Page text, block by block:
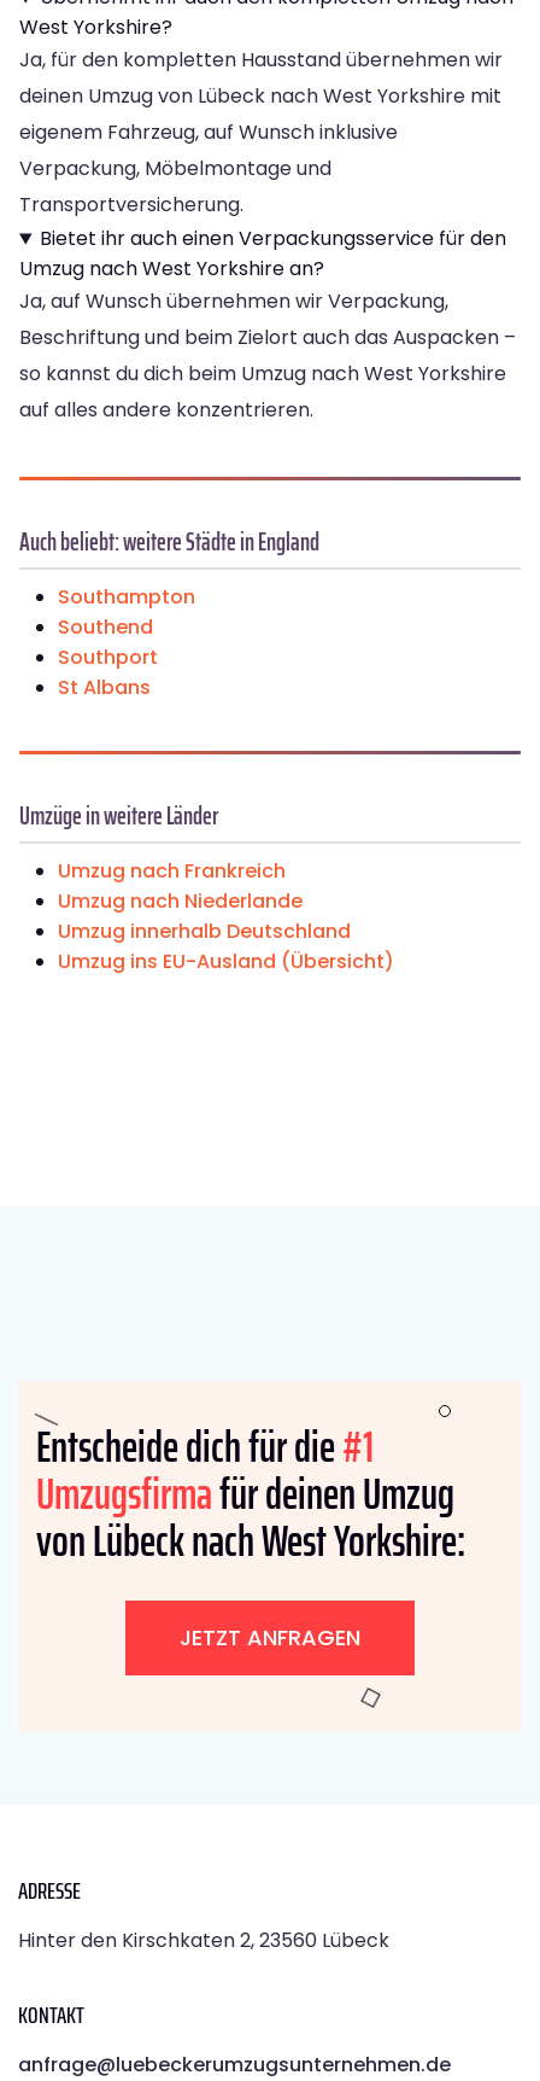
West Yorkshire?
Ja, für den kompletten Hausstand übernehmen wir
deinen Umzug von Lübeck nach West Yorkshire mit
eigenem Fahrzeug, auf Wunsch inklusive
Verpackung, Möbelmontage und
Transportversicherung.
Bietet ihr auch einen Verpackungsservice für den
Umzug nach West Yorkshire an?
Ja, auf Wunsch übernehmen wir Verpackung,
Beschriftung und beim Zielort auch das Auspacken –
so kannst du dich beim Umzug nach West Yorkshire
auf alles andere konzentrieren.
Auch beliebt: weitere Städte in England
Southampton
Southend
Southport
St Albans
Umzüge in weitere Länder
Umzug nach Frankreich
Umzug nach Niederlande
Umzug innerhalb Deutschland
Umzug ins EU-Ausland (Übersicht)
Entscheide dich für die#1
Umzugsfirmafür deinen Umzug
von Lübeck nach West Yorkshire:
JETZT ANFRAGEN
ADRESSE
Hinter den Kirschkaten 2, 23560 Lübeck
KONTAKT
anfrage@luebeckerumzugsunternehmen.de